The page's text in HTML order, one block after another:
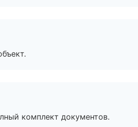
комплект документов.